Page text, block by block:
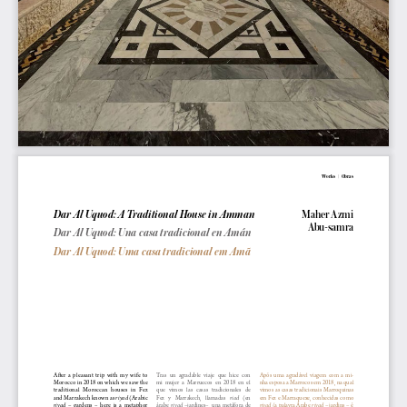
Works   |   Obras
Dar Al Uquod: A Traditional House in Amman
Dar Al Uquod: Una casa tradicional en Amán
Dar Al Uquod: Uma casa tradicional em Amã
Maher Azmi
Abu-samra
A fter  a  pleasant  trip  with  my  wife  to
Morocco in 2018 on which we saw the
traditional   Moroccan   houses   in   Fez
and Marrakech known as riyad (A rabic
riyad
  –  gardens  –  here  is  a  metaphor
Tras   un   agradable   viaje   que   hice   con
mi  mujer  a  Marruecos  en  2018  en  el
que   vimos   las   casas   tradicionales   de
Fez   y   Marrakech,   llamadas riad
    (en
árabe riyad –jardines–,  una  metáfora  de
Após  uma  agradável  viagem  com  a  mi
nha esposa a Marrocos em 2018, na qual
vimos as casas tradicionais Marroquinas
em Fez e Marraquexe, conhecidas como
riyad (a palavra Árabe riyad – jardins – é